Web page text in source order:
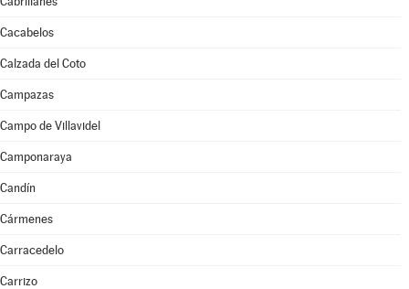
Cacabelos
Calzada del Coto
Campazas
Campo de Villavidel
Camponaraya
Candín
Cármenes
Carracedelo
Carrizo